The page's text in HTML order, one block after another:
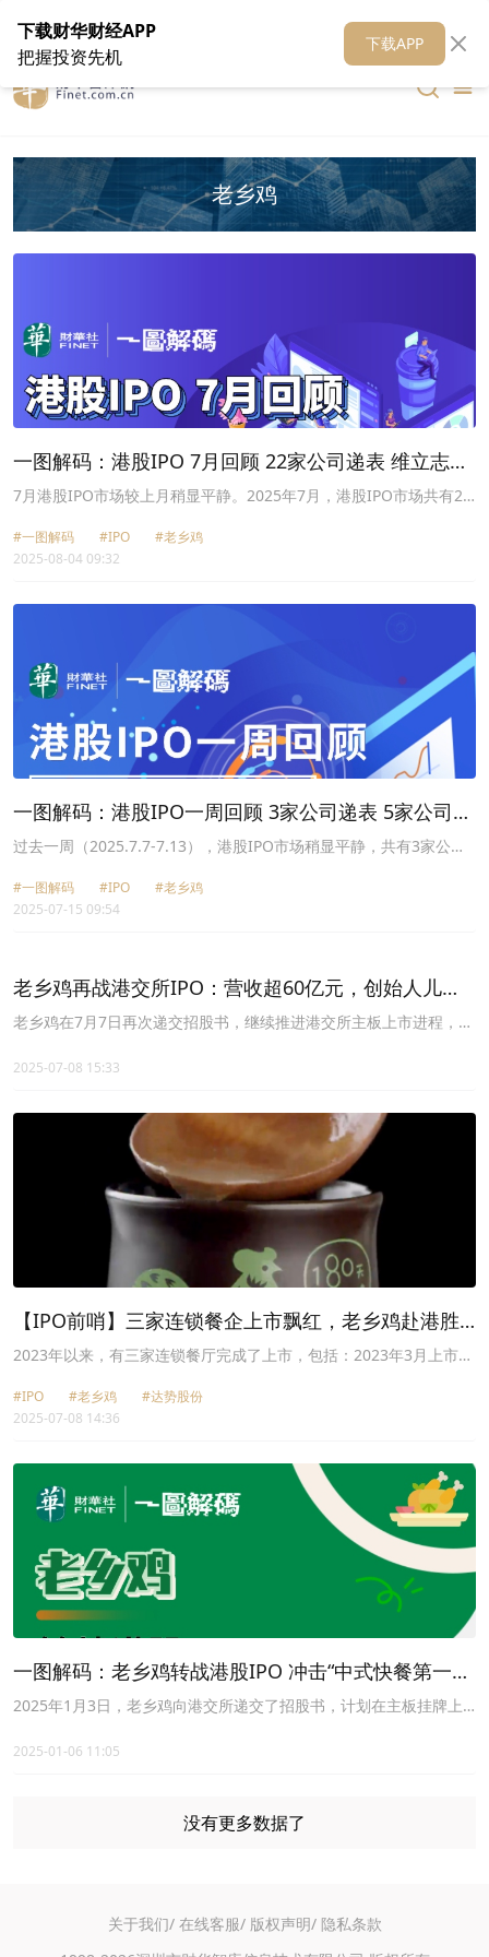
在线客服 关于我们 财华媒体矩阵 财华智库
老乡鸡
一图解码：港股IPO 7月回顾 22家公司递表 维立志博
上市首日涨超90%
7月港股IPO市场较上月稍显平静。2025年7月，港股IPO市场共有22
（300568.SZ）、澜起科技（688008.SH）、歌尔微电子、欣旺达
（300207.SZ）和云天励飞（688343.SH）等；同时，有9家公司完
#一图解码 #IPO
#老乡鸡
2025-08-04 09:32
一图解码：港股IPO一周回顾 3家公司递表 5家公司同
日敲钟
过去一周（2025.7.7-7.13），港股IPO市场稍显平静，共有3家公司
技（688008.SH）；1家公司启动招股，即首钢朗泽（02553.HK），
但由于与首钢吉元相关的纠纷仍在持续，期间首钢朗泽再度叫停招
#一图解码 #IPO
#老乡鸡
2025-07-15 09:54
老乡鸡再战港交所IPO：营收超60亿元，创始人儿女
一家控制超90%股权
老乡鸡在7月7日再次递交招股书，继续推进港交所主板上市进程，中
2025-07-08 15:33
【IPO前哨】三家连锁餐企上市飘红，老乡鸡赴港胜
算如何？
2023年以来，有三家连锁餐厅完成了上市，包括：2023年3月上市的
（DPZ.US）在大中华区的运营商，现价99.70港元已较其IPO发售价
46.00港元高出116.74%。
#IPO #老乡鸡
#达势股份
2025-07-08 14:36
一图解码：老乡鸡转战港股IPO 冲击“中式快餐第一
股” 收入利润双增长
2025年1月3日，老乡鸡向港交所递交了招股书，计划在主板挂牌上
前，老乡鸡的上市之路早已开启，曾尝试A股上市。于2022年5月，
老乡鸡却主动撤回A股上市申请，并于该月月底终止其发行上市审
2025-01-06 11:05
没有更多数据了
关于我们/ 在线客服/ 版权声明/ 隐私条款
下载财华财经APP
把握投资先机
下载APP